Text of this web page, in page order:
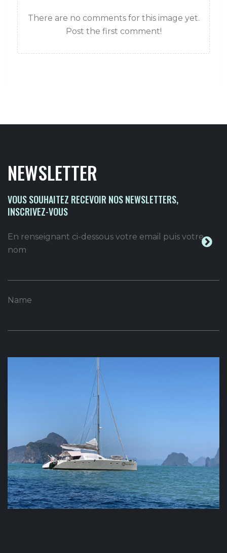
There are no comments for this image yet.
Post the first comment!
NEWSLETTER
VOUS SOUHAITEZ RECEVOIR NOS NEWSLETTERS,
INSCRIVEZ-VOUS
En renseignant ci-dessous votre email puis votre
nom
Name